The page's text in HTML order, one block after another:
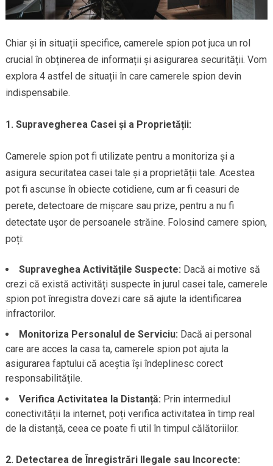
Chiar și în situații specifice, camerele spion pot juca un rol
crucial în obținerea de informații și asigurarea securității. Vom
explora 4 astfel de situații în care camerele spion devin
indispensabile.
1. Supravegherea Casei și a Proprietății:
Camerele spion pot fi utilizate pentru a monitoriza și a
asigura securitatea casei tale și a proprietății tale. Acestea
pot fi ascunse în obiecte cotidiene, cum ar fi ceasuri de
perete, detectoare de mișcare sau prize, pentru a nu fi
detectate ușor de persoanele străine. Folosind camere spion,
poți:
Supraveghea Activitățile Suspecte: Dacă ai motive să
crezi că există activități suspecte în jurul casei tale, camerele
spion pot înregistra dovezi care să ajute la identificarea
infractorilor.
Monitoriza Personalul de Serviciu: Dacă ai personal
care are acces la casa ta, camerele spion pot ajuta la
asigurarea faptului că aceștia își îndeplinesc corect
responsabilitățile.
Verifica Activitatea la Distanță: Prin intermediul
conectivității la internet, poți verifica activitatea în timp real
de la distanță, ceea ce poate fi util în timpul călătoriilor.
2. Detectarea de Înregistrări Ilegale sau Incorecte: